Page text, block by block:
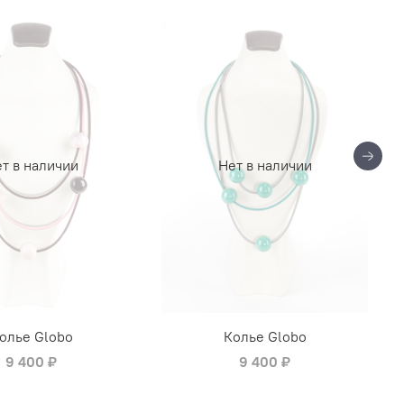
в наличии
Globo
9 400 ₽
Нет в наличии
Колье Globo
9 400 ₽